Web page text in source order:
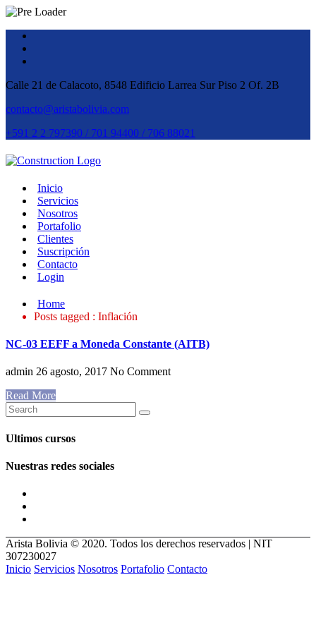
Calle 21 de Calacoto, 8548 Edificio Larrea Sur Piso 2 Of. 2B
contacto@aristabolivia.com
+591 2 2 797390 / 701 94400 / 706 88021
Inicio
Servicios
Nosotros
Portafolio
Clientes
Suscripción
Contacto
Login
Home
Posts tagged : Inflación
NC-03 EEFF a Moneda Constante (AITB)
admin 26 agosto, 2017 No Comment
Read More
Ultimos cursos
Nuestras redes sociales
Arista Bolivia © 2020. Todos los derechos reservados | NIT
307230027
Inicio Servicios Nosotros Portafolio Contacto